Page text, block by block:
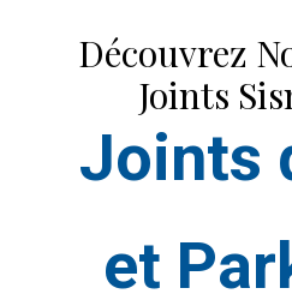
Découvrez
Joints
Joints
et